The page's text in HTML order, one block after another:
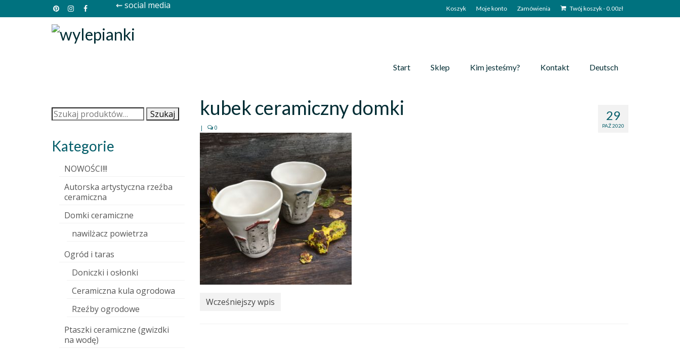
Koszyk Moje konto Zamówienia Twój koszyk-0.00zł
⇜ social media
Start Sklep Kim jesteśmy? Kontakt Deutsch
29
PAŹ 2020
kubek ceramiczny domki
| 0
Wcześniejszy wpis
Szukaj: Szukaj
Kategorie
NOWOŚCI!!!
Autorska artystyczna rzeźba
ceramiczna
Domki ceramiczne
nawilżacz powietrza
Ogród i taras
Doniczki i osłonki
Ceramiczna kula ogrodowa
Rzeźby ogrodowe
Ptaszki ceramiczne (gwizdki
na wodę)